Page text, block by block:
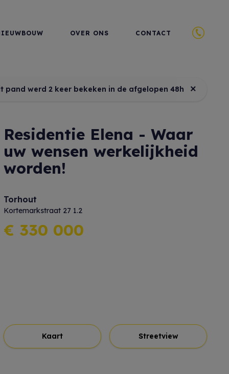
OVER ONS CONTACT
pand werd 2 keer bekeken in de afgelopen 48h
×
Residentie Elena - Waar
uw wensen werkelijkheid
worden!
Torhout
Kortemarkstraat 27 1.2
€ 330 000
Kaart Streetview